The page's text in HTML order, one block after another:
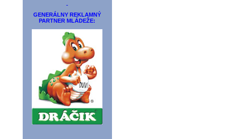
GENERÁLNY REKLAMNÝ
PARTNER MLÁDEŽE: